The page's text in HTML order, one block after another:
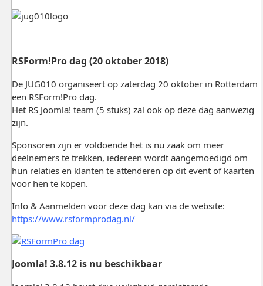
RSForm!Pro dag (20 oktober 2018)
De JUG010 organiseert op zaterdag 20 oktober in Rotterdam
een RSForm!Pro dag.
Het RS Joomla! team (5 stuks) zal ook op deze dag aanwezig
zijn.
Sponsoren zijn er voldoende het is nu zaak om meer
deelnemers te trekken, iedereen wordt aangemoedigd om
hun relaties en klanten te attenderen op dit event of kaarten
voor hen te kopen.
Info & Aanmelden voor deze dag kan via de website:
https://www.rsformprodag.nl/
Joomla! 3.8.12 is nu beschikbaar